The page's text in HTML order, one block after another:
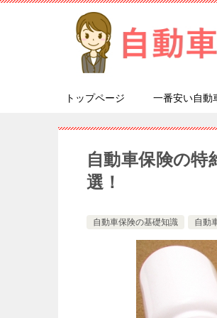
トップページ 一番安い自動
自動車保険の特
選！
自動車保険の基礎知識 自動